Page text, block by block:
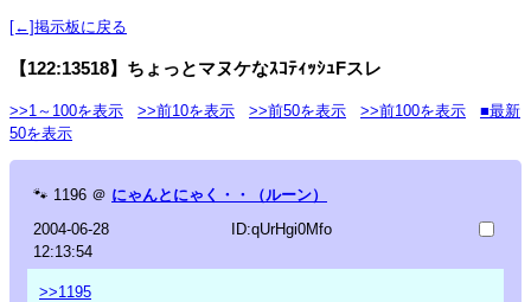
[←]掲示板に戻る
【122:13518】ちょっとマヌケなｽｺﾃｨｯｼｭFスレ
>>1～100を表示 >>前10を表示 >>前50を表示 >>前100を表示
■最新
50を表示
🐾 1196 ＠ にゃんとにゃく・・（ルーン）
2004-06-28
12:13:54
ID:qUrHgi0Mfo
>>1195